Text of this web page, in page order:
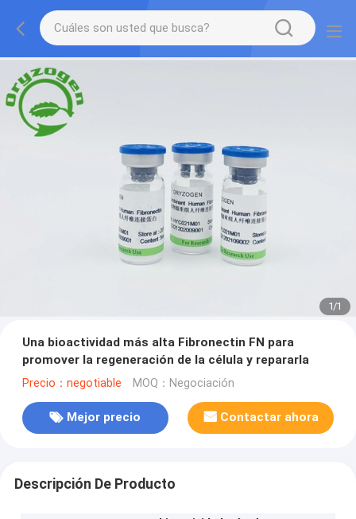
1/1
Una bioactividad más alta Fibronectin FN para
promover la regeneración de la célula y repararla
Precio：negotiable MOQ：Negociación
Mejor precio Contactar ahora
Descripción De Producto